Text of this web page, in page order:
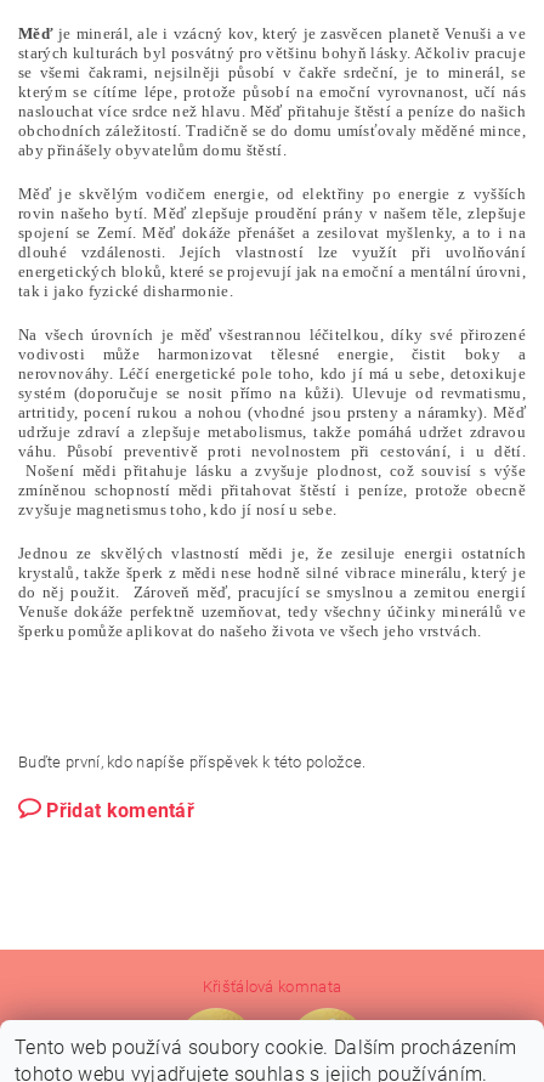
Měď je minerál, ale i vzácný kov, který je zasvěcen planetě Venuši a ve
starých kulturách byl posvátný pro většinu bohyň lásky. Ačkoliv pracuje
se všemi čakrami, nejsilněji působí v čakře srdeční, je to minerál, se
kterým se cítíme lépe, protože působí na emoční vyrovnanost, učí nás
naslouchat více srdce než hlavu. Měď přitahuje štěstí a peníze do našich
obchodních záležitostí. Tradičně se do domu umísťovaly měděné mince,
aby přinášely obyvatelům domu štěstí.
Měď je skvělým vodičem energie, od elektřiny po energie z vyšších
rovin našeho bytí. Měď zlepšuje proudění prány v našem těle, zlepšuje
spojení se Zemí. Měď dokáže přenášet a zesilovat myšlenky, a to i na
dlouhé vzdálenosti. Jejích vlastností lze využít při uvolňování
energetických bloků, které se projevují jak na emoční a mentální úrovni,
tak i jako fyzické disharmonie.
Na všech úrovních je měď všestrannou léčitelkou, díky své přirozené
vodivosti může harmonizovat tělesné energie, čistit boky a
nerovnováhy. Léčí energetické pole toho, kdo jí má u sebe, detoxikuje
systém (doporučuje se nosit přímo na kůži). Ulevuje od revmatismu,
artritidy, pocení rukou a nohou (vhodné jsou prsteny a náramky). Měď
udržuje zdraví a zlepšuje metabolismus, takže pomáhá udržet zdravou
váhu. Působí preventivě proti nevolnostem při cestování, i u dětí.
Nošení mědi přitahuje lásku a zvyšuje plodnost, což souvisí s výše
zmíněnou schopností mědi přitahovat štěstí i peníze, protože obecně
zvyšuje magnetismus toho, kdo jí nosí u sebe.
Jednou ze skvělých vlastností mědi je, že zesiluje energii ostatních
krystalů, takže šperk z mědi nese hodně silné vibrace minerálu, který je
do něj použit. Zároveň měď, pracující se smyslnou a zemitou energií
Venuše dokáže perfektně uzemňovat, tedy všechny účinky minerálů ve
šperku pomůže aplikovat do našeho života ve všech jeho vrstvách.
Buďte první, kdo napíše příspěvek k této položce.
Přidat komentář
Křišťálová komnata
Tento web používá soubory cookie. Dalším procházením
tohoto webu vyjadřujete souhlas s jejich používáním.